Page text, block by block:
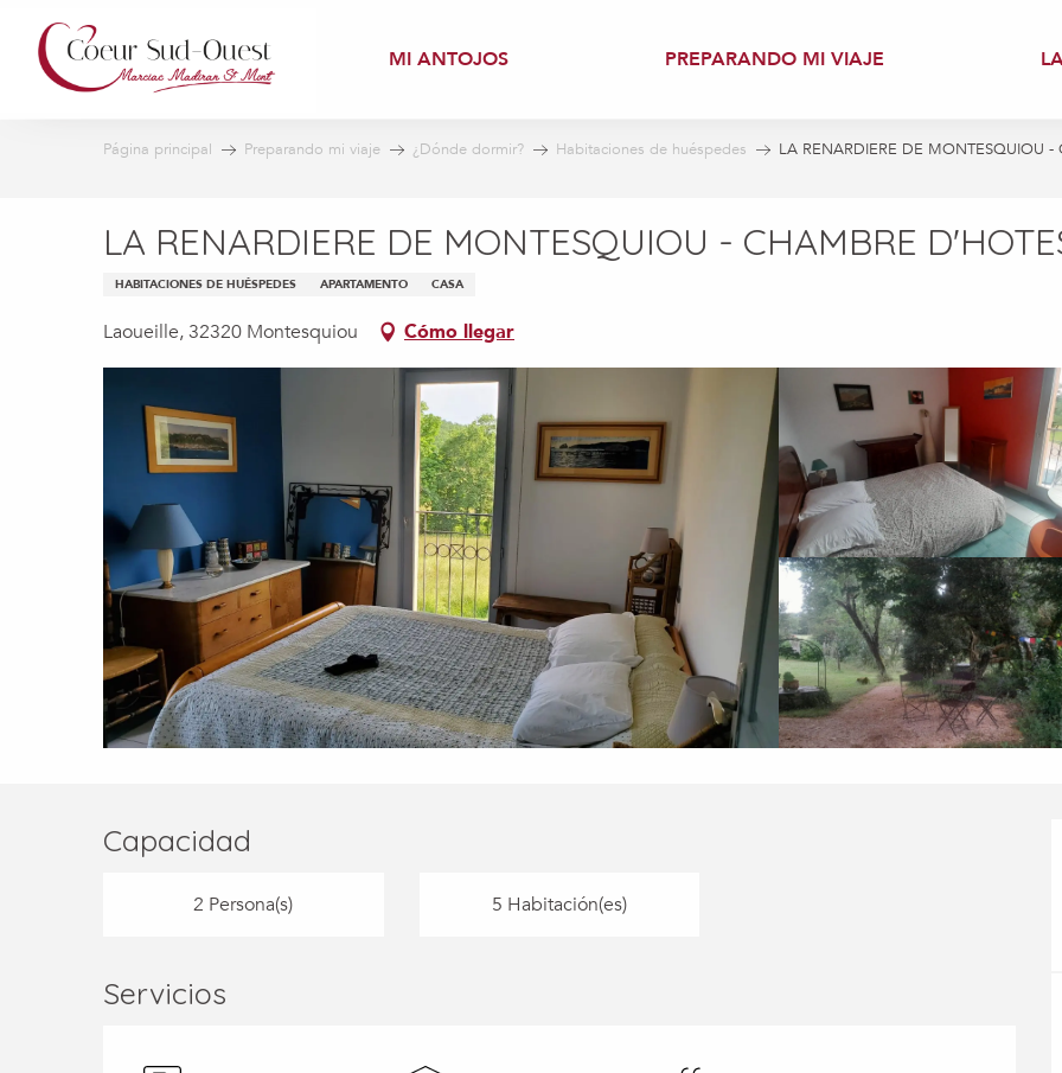
contenu
principal
MI ANTOJOS PREPARANDO MI VIAJE
Página principal Preparando mi viaje ¿Dónde dormir? Habitaciones de huéspedes LA RENARDIERE DE MONTESQUIOU -
LA RENARDIERE DE MONTESQUIOU - CHAMBRE
HABITACIONES DE HUÉSPEDES APARTAMENTO CASA
Laoueille, 32320 Montesquiou Cómo llegar
Capacidad
2 Persona(s) 5 Habitación(es)
Servicios